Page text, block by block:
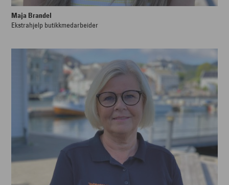
Maja Brandel
Ekstrahjelp butikkmedarbeider